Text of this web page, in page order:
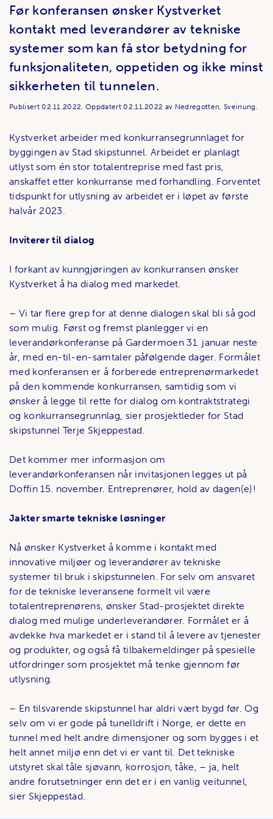
Før konferansen ønsker Kystverket
kontakt med leverandører av tekniske
systemer som kan få stor betydning for
funksjonaliteten, oppetiden og ikke minst
sikkerheten til tunnelen.
Publisert02.11.2022.Oppdatert02.11.2022 av Nedregotten, Sveinung.
Kystverket arbeider med konkurransegrunnlaget for
byggingen av Stad skipstunnel. Arbeidet er planlagt
utlyst som én stor totalentreprise med fast pris,
anskaffet etter konkurranse med forhandling. Forventet
tidspunkt for utlysning av arbeidet er i løpet av første
halvår 2023.
Inviterer til dialog
I forkant av kunngjøringen av konkurransen ønsker
Kystverket å ha dialog med markedet.
– Vi tar flere grep for at denne dialogen skal bli så god
som mulig. Først og fremst planlegger vi en
leverandørkonferanse på Gardermoen 31. januar neste
år, med en-til-en-samtaler påfølgende dager. Formålet
med konferansen er å forberede entreprenørmarkedet
på den kommende konkurransen, samtidig som vi
ønsker å legge til rette for dialog om kontraktstrategi
og konkurransegrunnlag, sier prosjektleder for Stad
skipstunnel Terje Skjeppestad.
Det kommer mer informasjon om
leverandørkonferansen når invitasjonen legges ut på
Doffin 15. november. Entreprenører, hold av dagen(e)!
Jakter smarte tekniske løsninger
Nå ønsker Kystverket å komme i kontakt med
innovative miljøer og leverandører av tekniske
systemer til bruk i skipstunnelen. For selv om ansvaret
for de tekniske leveransene formelt vil være
totalentreprenørens, ønsker Stad-prosjektet direkte
dialog med mulige underleverandører. Formålet er å
avdekke hva markedet er i stand til å levere av tjenester
og produkter, og også få tilbakemeldinger på spesielle
utfordringer som prosjektet må tenke gjennom før
utlysning.
– En tilsvarende skipstunnel har aldri vært bygd før. Og
selv om vi er gode på tunelldrift i Norge, er dette en
tunnel med helt andre dimensjoner og som bygges i et
helt annet miljø enn det vi er vant til. Det tekniske
utstyret skal tåle sjøvann, korrosjon, tåke, – ja, helt
andre forutsetninger enn det er i en vanlig veitunnel,
sier Skjeppestad.